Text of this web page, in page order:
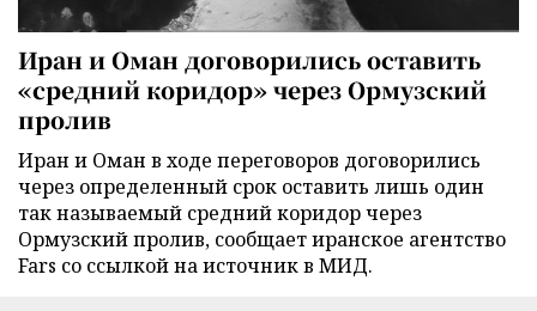
Иран и Оман договорились оставить
«средний коридор» через Ормузский
пролив
Иран и Оман в ходе переговоров договорились
через определенный срок оставить лишь один
так называемый средний коридор через
Ормузский пролив, сообщает иранское агентство
Fars со ссылкой на источник в МИД.